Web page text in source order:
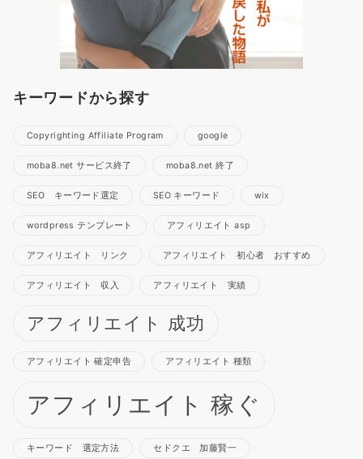
キーワードから探す
Copyrighting Affiliate Program google
moba8.net サービス終了 moba8.net 終了
SEO キーワード選定 SEO キーワード wix
wordpress テンプレート アフィリエイト asp
アフィリエイト リンク アフィリエイト 初心者 おすすめ
アフィリエイト 収入 アフィリエイト 実績
アフィリエイト 成功
アフィリエイト 確定申告 アフィリエイト 種類
アフィリエイト 稼ぐ
キーワード 選定方法 セドクエ 加藤賢一